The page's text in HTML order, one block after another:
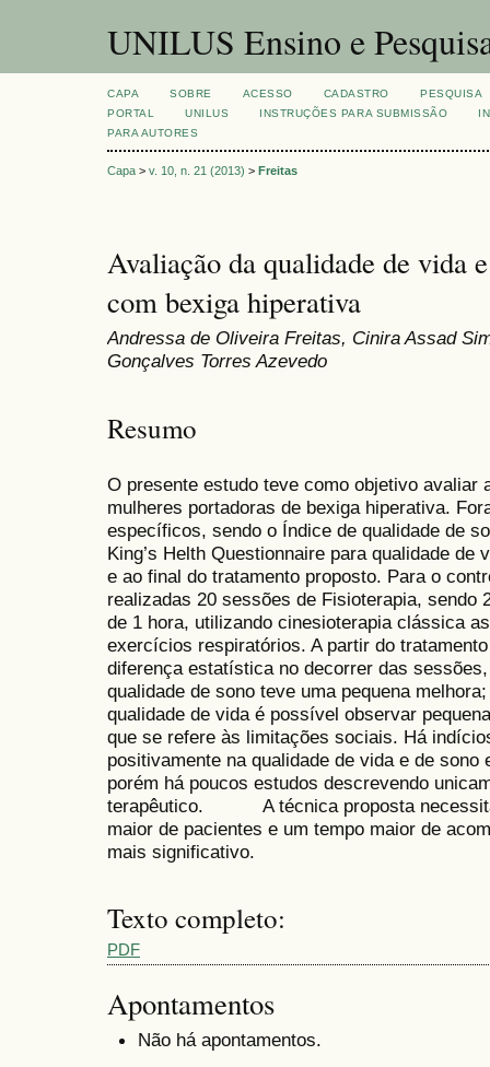
UNILUS Ensino e
CAPA SOBRE ACESSO CADASTRO
PESQUISA
PORTAL
UNILUS INSTRUÇÕES PARA SUBMISSÃO
PARA AUTORES
Capa > v. 10, n. 21 (2013) > Freitas
Avaliação da qualidade de vida
com bexiga hiperativa
Andressa de Oliveira Freitas, Cinira Assad
Gonçalves Torres Azevedo
Resumo
O presente estudo teve como objetivo avaliar
mulheres portadoras de bexiga hiperativa.
específicos, sendo o Índice de qualidade de
King’s Helth Questionnaire para qualidade
e ao final do tratamento proposto. Para o
realizadas 20 sessões de Fisioterapia, sendo
de 1 hora, utilizando cinesioterapia clássica
exercícios respiratórios. A partir do
diferença estatística no decorrer das
qualidade de sono teve uma pequena
qualidade de vida é possível observar
que se refere às limitações sociais. Há
positivamente na qualidade de vida e de
porém há poucos estudos descrevendo
terapêutico. A técnica proposta necessita
maior de pacientes e um tempo maior de
mais significativo.
Texto completo:
PDF
Apontamentos
Não há apontamentos.